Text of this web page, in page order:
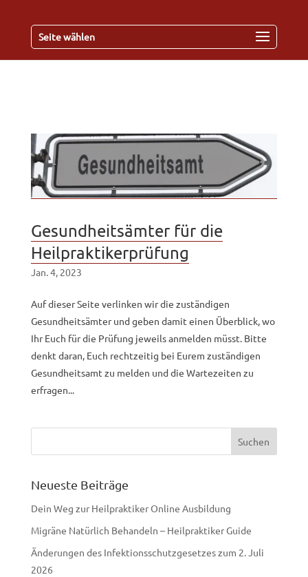
Seite wählen
Gesundheitsämter für die
Heilpraktikerprüfung
Jan. 4, 2023
Auf dieser Seite verlinken wir die zuständigen
Gesundheitsämter und geben damit einen Überblick, wo
Ihr Euch für die Prüfung jeweils anmelden müsst. Bitte
denkt daran, Euch rechtzeitig bei Eurem zuständigen
Gesundheitsamt zu melden und die Wartezeiten zu
erfragen...
Neueste Beiträge
Dein Weg zur Heilpraktiker Online Ausbildung
Migräne Natürlich Behandeln – Heilpraktiker Guide
Änderungen des Infektionsschutzgesetzes zum 2. Juli
2026